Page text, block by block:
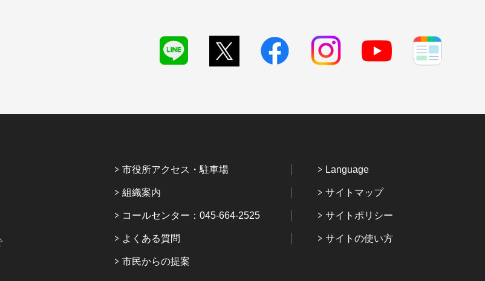
市役所アクセス・駐車場
組織案内
コールセンター：045-664-2525
よくある質問
市民からの提案
Language
サイトマップ
サイトポリシー
サイトの使い方